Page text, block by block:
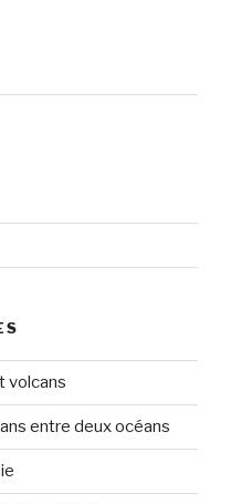
volcans
entre deux océans